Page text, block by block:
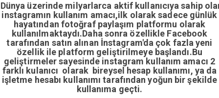
üzerinde milyarlarca aktif kullanıcıya sahip
instagramın kullanım amacı,ilk olarak sadece günlük
hayatından fotoğraf paylaşım platformu olarak
kullanılmaktaydı.Daha sonra özellikle Facebook
tarafından satın alınan İnstagram'da çok fazla yeni
özellik ile platform geliştirilmeye başlandı.Bu
geliştirmeler sayesinde instagram kullanım amacı 2
farklı kulanıcı olarak bireysel hesap kullanımı, ya da
işletme hesabı kullanımı tarafından yoğun bir şekilde
kullanıma geçti.